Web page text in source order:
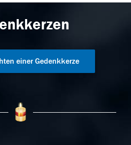
einer Gedenkkerze